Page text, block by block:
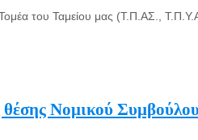
του Ταμείου μας (Τ.Π.ΑΣ.,
Νομικού